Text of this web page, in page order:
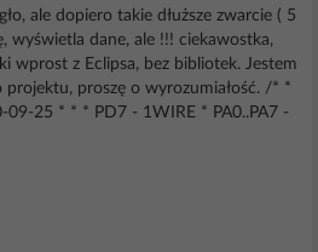
ale dopiero takie dłuższe zwarcie ( 5
wyświetla dane, ale !!! ciekawostka,
wprost z Eclipsa, bez bibliotek. Jestem
proszę o wyrozumiałość. /* *
25 * * * PD7 - 1WIRE * PA0..PA7 -